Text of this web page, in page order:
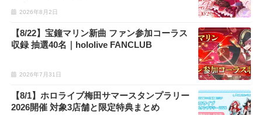
2026年8月2日
2026年7月31日
【8/22】宝鐘マリン新曲 ファン参加コーラス
収録 抽選40名｜hololive FANCLUB
【8/1】ホロライブ梅田サマースタンプラリー
2026開催 対象3店舗と限定特典まとめ